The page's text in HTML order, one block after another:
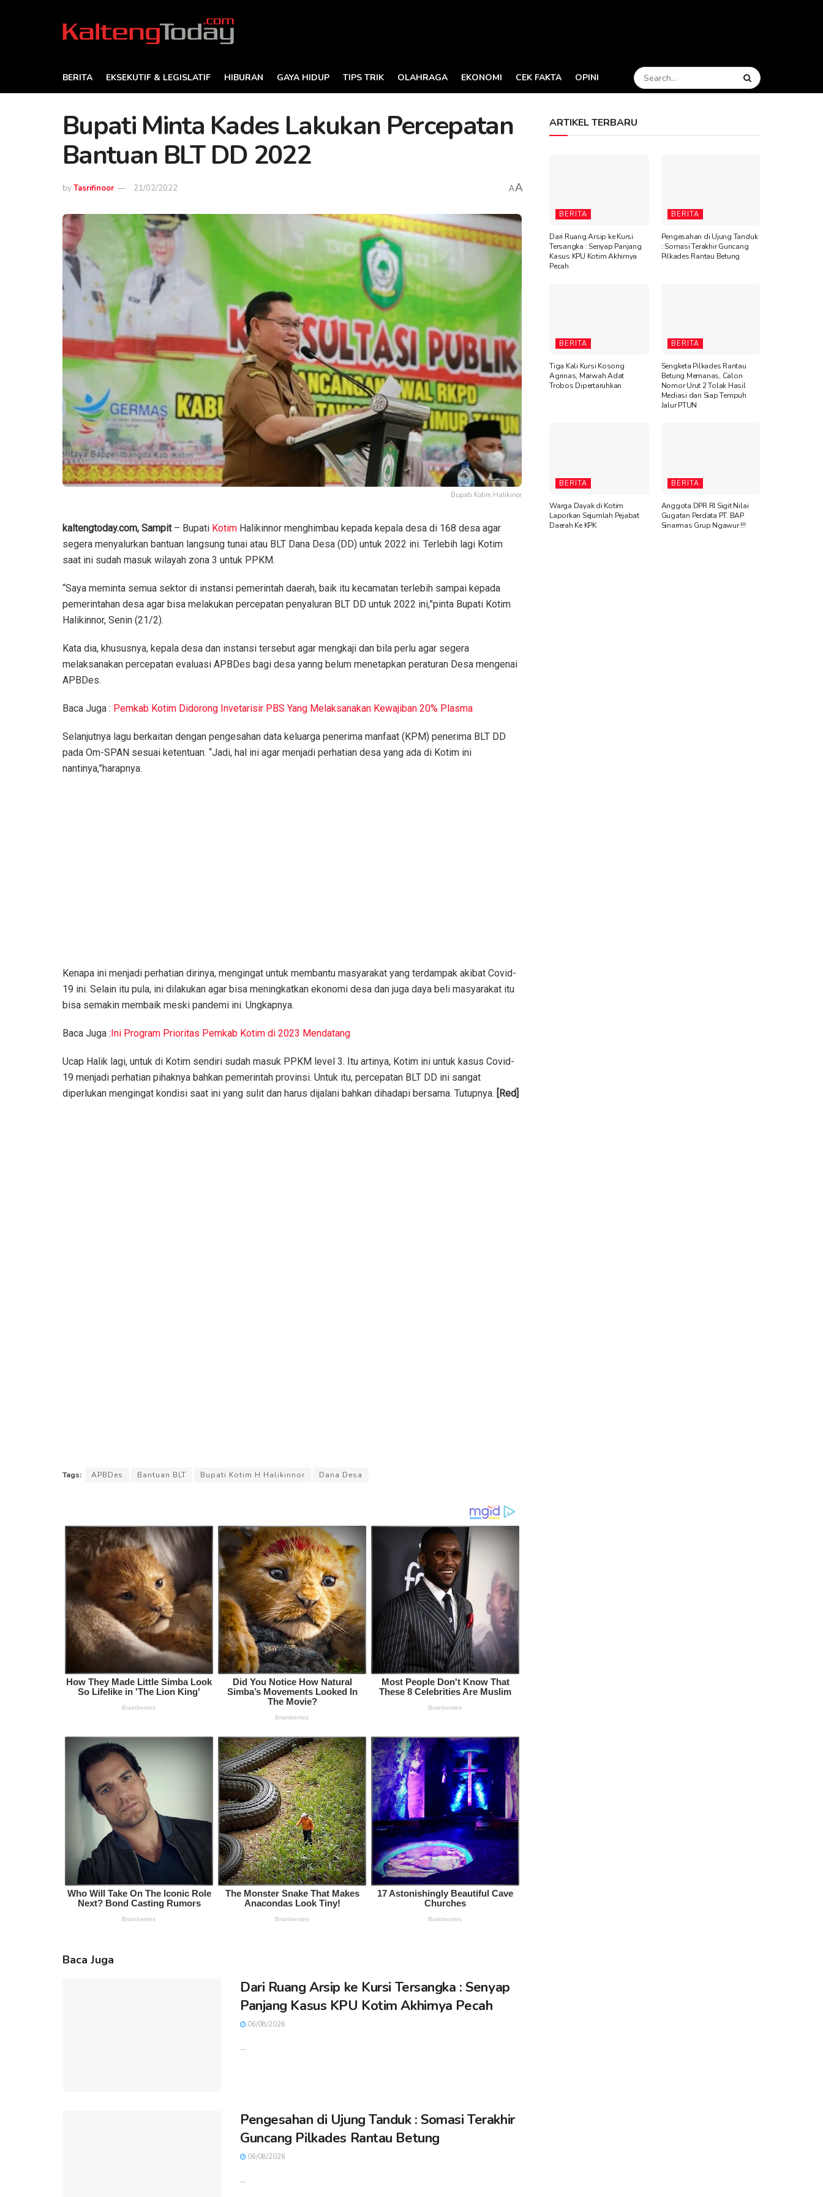
BERITA EKSEKUTIF & LEGISLATIF HIBURAN GAYA HIDUP TIPS TRIK OLAHRAGA EKONOMI CEK FAKTA OPINI
Bupati Minta Kades Lakukan Percepatan
Bantuan BLT DD 2022
byTasrifinoor 21/02/2022 AA
Bupati Kotim Halikinor
kaltengtoday.com, Sampit– Bupati Kotim Halikinnor menghimbau kepada kepala desa di 168 desa agar
segera menyalurkan bantuan langsung tunai atau BLT Dana Desa (DD) untuk 2022 ini. Terlebih lagi Kotim
saat ini sudah masuk wilayah zona 3 untuk PPKM.
“Saya meminta semua sektor di instansi pemerintah daerah, baik itu kecamatan terlebih sampai kepada
pemerintahan desa agar bisa melakukan percepatan penyaluran BLT DD untuk 2022 ini,”pinta Bupati Kotim
Halikinnor, Senin (21/2).
Kata dia, khususnya, kepala desa dan instansi tersebut agar mengkaji dan bila perlu agar segera
melaksanakan percepatan evaluasi APBDes bagi desa yanng belum menetapkan peraturan Desa mengenai
APBDes.
Baca Juga : Pemkab Kotim Didorong Invetarisir PBS Yang Melaksanakan Kewajiban 20% Plasma
Selanjutnya lagu berkaitan dengan pengesahan data keluarga penerima manfaat (KPM) penerima BLT DD
pada Om-SPAN sesuai ketentuan. “Jadi, hal ini agar menjadi perhatian desa yang ada di Kotim ini
nantinya,”harapnya.
Kenapa ini menjadi perhatian dirinya, mengingat untuk membantu masyarakat yang terdampak akibat Covid-
19 ini. Selain itu pula, ini dilakukan agar bisa meningkatkan ekonomi desa dan juga daya beli masyarakat itu
bisa semakin membaik meski pandemi ini. Ungkapnya.
Baca Juga :Ini Program Prioritas Pemkab Kotim di 2023 Mendatang
Ucap Halik lagi, untuk di Kotim sendiri sudah masuk PPKM level 3. Itu artinya, Kotim ini untuk kasus Covid-
19 menjadi perhatian pihaknya bahkan pemerintah provinsi. Untuk itu, percepatan BLT DD ini sangat
diperlukan mengingat kondisi saat ini yang sulit dan harus dijalani bahkan dihadapi bersama. Tutupnya. [Red]
Tags: APBDes Bantuan BLT Bupati Kotim H Halikinnor Dana Desa
Baca Juga
Dari Ruang Arsip ke Kursi Tersangka : Senyap
Panjang Kasus KPU Kotim Akhirnya Pecah
06/08/2026
Pengesahan di Ujung Tanduk : Somasi Terakhir
Guncang Pilkades Rantau Betung
06/08/2026
ARTIKEL TERBARU
BERITA
Dari Ruang Arsip ke Kursi
Tersangka : Senyap Panjang
Kasus KPU Kotim Akhirnya
Pecah
BERITA
Pengesahan di Ujung Tanduk
: Somasi Terakhir Guncang
Pilkades Rantau Betung
BERITA
Tiga Kali Kursi Kosong
Agrinas, Marwah Adat
Trobos Dipertaruhkan
BERITA
Sengketa Pilkades Rantau
Betung Memanas, Calon
Nomor Urut 2 Tolak Hasil
Mediasi dan Siap Tempuh
Jalur PTUN
BERITA
Warga Dayak di Kotim
Laporkan Sejumlah Pejabat
Daerah Ke KPK
BERITA
Anggota DPR RI Sigit Nilai
Gugatan Perdata PT. BAP
Sinarmas Grup Ngawur !!!